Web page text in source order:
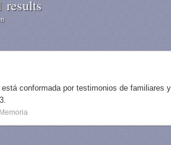
results
está conformada por testimonios de